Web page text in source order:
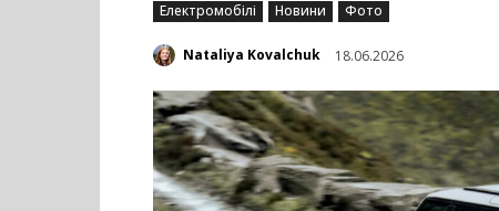
Електромобілі Новини Фото
Nataliya Kovalchuk 18.06.2026